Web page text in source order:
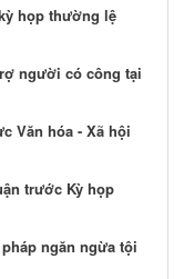
họp thường lệ
người có công tại
Văn hóa - Xã hội
trước Kỳ họp
ngăn ngừa tội